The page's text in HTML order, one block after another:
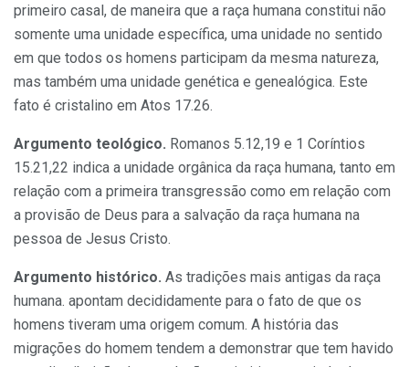
primeiro casal, de maneira que a raça humana constitui não
so­mente uma unidade específica, uma unidade no sentido
em que todos os homens participam da mesma na­tureza,
mas também uma unidade genética e genealógica. Este
fato é cristalino em Atos 17.26.
Argumento teológico. Roma­nos 5.12,19 e 1 Coríntios
15.21,22 in­dica a unidade orgânica da raça hu­mana, tanto em
relação com a pri­meira transgressão como em relação com
a provisão de Deus para a sal­vação da raça humana na
pessoa de Jesus Cristo.
Argumento histórico. As tra­dições mais antigas da raça
huma­na. apontam decididamente para o fato de que os
homens tiveram uma origem comum. A história das
migrações do homem tendem a de­monstrar que tem havido